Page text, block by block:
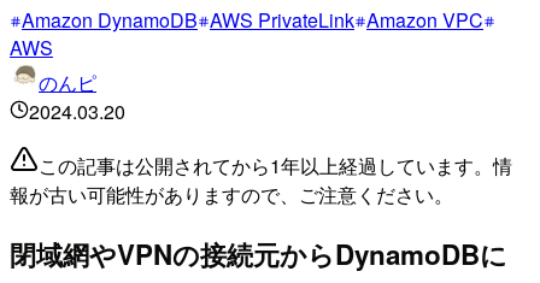
Amazon DynamoDB AWS PrivateLink Amazon VPC
AWS
のんピ
2024.03.20
この記事は公開されてから1年以上経過しています。情
報が古い可能性がありますので、ご注意ください。
閉域網やVPNの接続元からDynamoDBに